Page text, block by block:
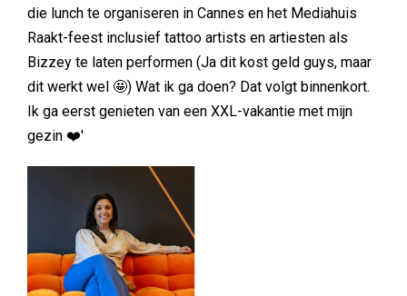
die lunch te organiseren in Cannes en het Mediahuis
Raakt-feest inclusief tattoo artists en artiesten als
Bizzey te laten performen (Ja dit kost geld guys, maar
dit werkt wel 🤩) Wat ik ga doen? Dat volgt binnenkort.
Ik ga eerst genieten van een XXL-vakantie met mijn
gezin ❤️'